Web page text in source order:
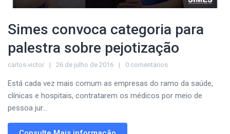
Simes convoca categoria para
palestra sobre pejotização
carlos.victor 26 de julho de 2016 0 comentários
Está cada vez mais comum as empresas do ramo da saúde,
clínicas e hospitais, contratarem os médicos por meio de
pessoa jur...